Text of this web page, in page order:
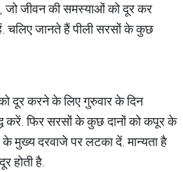
जो जीवन की समस्याओं को दूर कर
चलिए जानते हैं पीली सरसों के कुछ
दूर करने के लिए गुरुवार के दिन
करें. फिर सरसों के कुछ दानों को कपूर के
मुख्य दरवाजे पर लटका दें. मान्यता है
होती है.